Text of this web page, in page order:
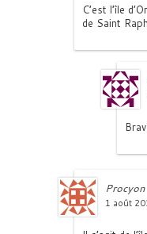
C’est l’île
de Saint
Procyon
1 août